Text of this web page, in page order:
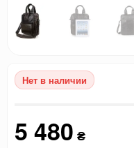
Нет в наличии
5 480 ₴